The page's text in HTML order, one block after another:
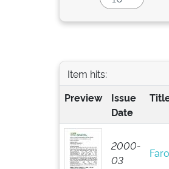
Item hits:
Preview
Issue
Date
2000-
03